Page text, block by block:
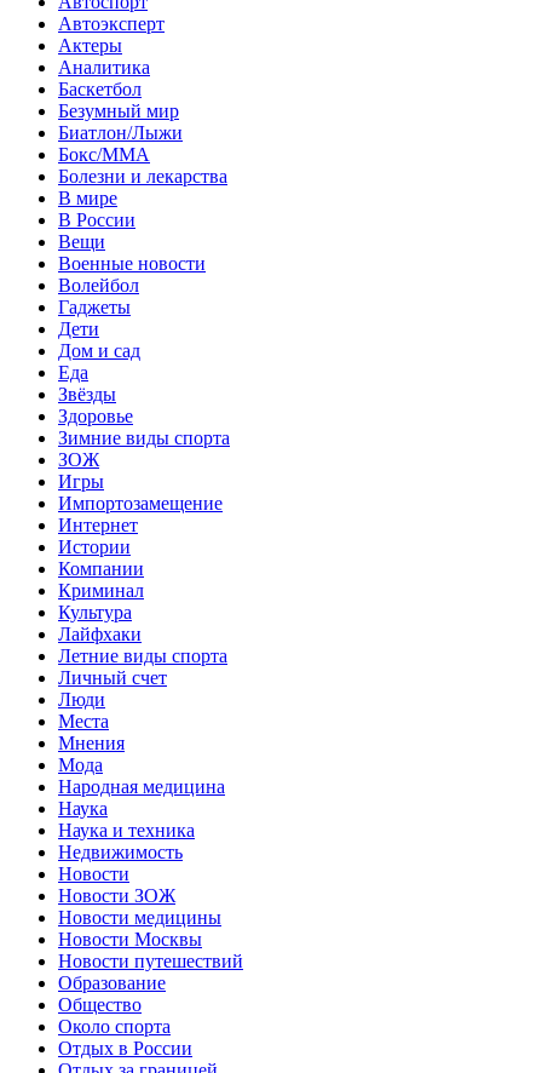
Автоэксперт
Актеры
Аналитика
Баскетбол
Безумный мир
Биатлон/Лыжи
Бокс/MMA
Болезни и лекарства
В мире
В России
Вещи
Военные новости
Волейбол
Гаджеты
Дети
Дом и сад
Еда
Звёзды
Здоровье
Зимние виды спорта
ЗОЖ
Игры
Импортозамещение
Интернет
Истории
Компании
Криминал
Культура
Лайфхаки
Летние виды спорта
Личный счет
Люди
Места
Мнения
Мода
Народная медицина
Наука
Наука и техника
Недвижимость
Новости
Новости ЗОЖ
Новости медицины
Новости Москвы
Новости путешествий
Образование
Общество
Около спорта
Отдых в России